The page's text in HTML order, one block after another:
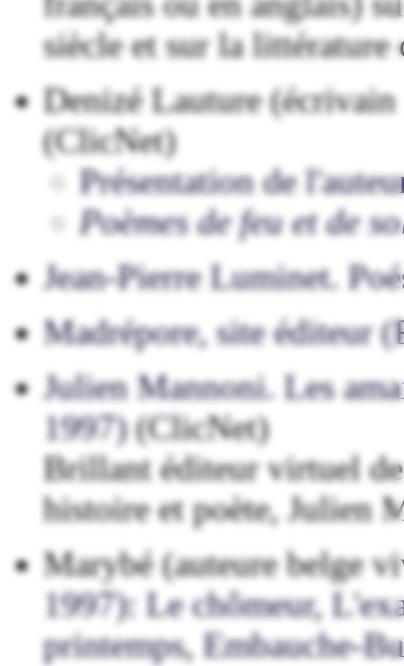
siècle et sur la littérature
Denizé Lauture
(ClicNet)
Présentation de
Poèmes de feu et de
Jean-Pierre Luminet.
Madrépore, site éditeur
Julien Mannoni. Les
1997)(ClicNet)
Brillant éditeur virtuel
histoire et poète, Julien
Marybé (auteure belge
1997): Le chômeur,
printemps, Embauche-